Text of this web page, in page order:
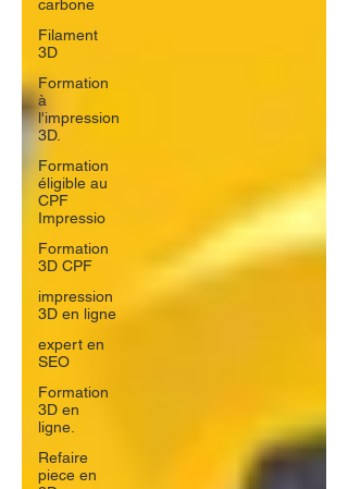
carbone
Filament
3D
Formation
à
l'impression
3D.
Formation
éligible au
CPF
Impressio
Formation
3D CPF
impression
3D en ligne
expert en
SEO
Formation
3D en
ligne.
Refaire
piece en